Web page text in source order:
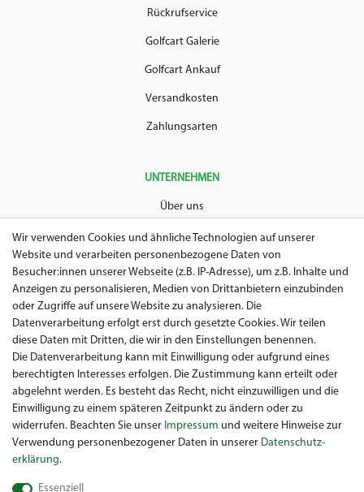
Rückrufservice
Golfcart Galerie
Golfcart Ankauf
Versandkosten
Zahlungsarten
UNTERNEHMEN
Über uns
AGB
Datenschutz
Impressum
Widerrufsrecht
Garantie / Gewährleistung
Sie suchen ein gebrauchtes Golf Car? Maiers Golfcarts ist Ihr
Wir verwenden Cookies und ähnliche Technologien auf unserer
Website und verarbeiten personenbezogene Daten von
Besucher:innen unserer Webseite (z.B. IP-Adresse), um z.B. Inhalte und
Anzeigen zu personalisieren, Medien von Drittanbietern einzubinden
oder Zugriffe auf unsere Website zu analysieren. Die
Datenverarbeitung erfolgt erst durch gesetzte Cookies. Wir teilen
diese Daten mit Dritten, die wir in den Einstellungen benennen.
Die Datenverarbeitung kann mit Einwilligung oder aufgrund eines
berechtigten Interesses erfolgen. Die Zustimmung kann erteilt oder
abgelehnt werden. Es besteht das Recht, nicht einzuwilligen und die
Einwilligung zu einem späteren Zeitpunkt zu ändern oder zu
widerrufen. Beachten Sie unser Impressum und weitere Hinweise zur
Verwendung personenbezogener Daten in unserer Daten­schutz­
erklärung.
Essenziell